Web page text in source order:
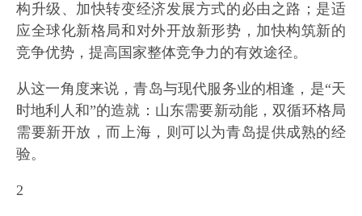
构升级、加快转变经济发展方式的必由之路；是适
应全球化新格局和对外开放新形势，加快构筑新的
竞争优势，提高国家整体竞争力的有效途径。
从这一角度来说，青岛与现代服务业的相逢，是“天
时地利人和”的造就：山东需要新动能，双循环格局
需要新开放，而上海，则可以为青岛提供成熟的经
验。
2